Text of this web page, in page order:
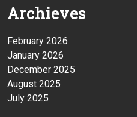
Archieves
February 2026
January 2026
December 2025
August 2025
July 2025